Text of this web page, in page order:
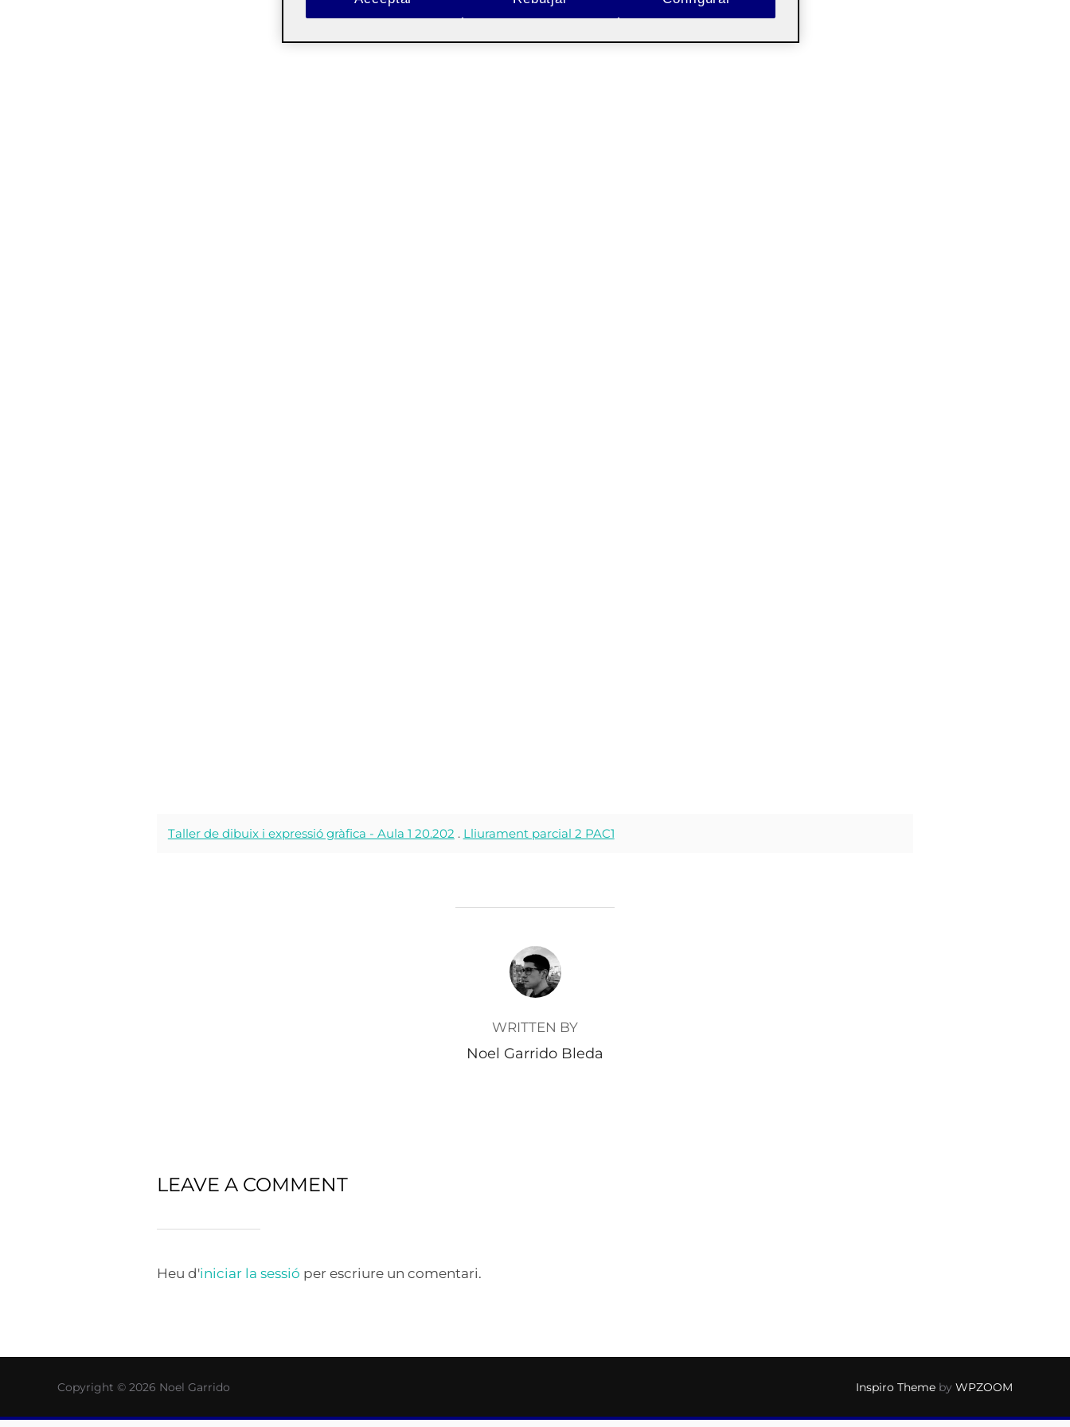
Taller de dibuix i expressió gràfica - Aula 1 20.202 . Lliurament parcial 2 PAC1
POST AUTHOR
WRITTEN BY
Noel Garrido Bleda
LEAVE A COMMENT
Heu d'iniciar la sessió per escriure un comentari.
Copyright © 2026 Noel Garrido Inspiro Theme by WPZOOM